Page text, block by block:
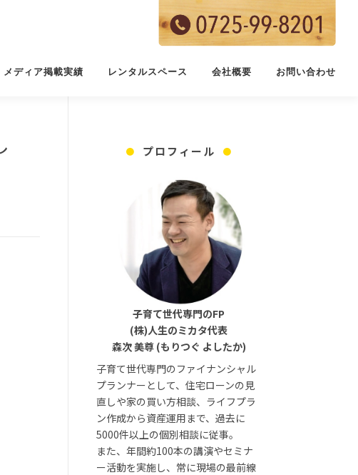
メディア掲載実績 レンタルスペース 会社概要 お問い合わせ
プロフィール
子育て世代専門のFP
(株)人生のミカタ代表
森次 美尊 (もりつぐ よしたか)
子育て世代専門のファイナンシャル
プランナーとして、住宅ローンの見
直しや家の買い方相談、ライフプラ
ン作成から資産運用まで、過去に
5000件以上の個別相談に従事。
また、年間約100本の講演やセミナ
ー活動を実施し、常に現場の最前線